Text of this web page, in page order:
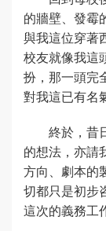
的牆壁、發霉
與我這位穿著
校友就像我這
扮，那一頭
對我這已有名
終於，昔
的想法，亦請
方向、劇本的
切都只是初步
這次的義務工